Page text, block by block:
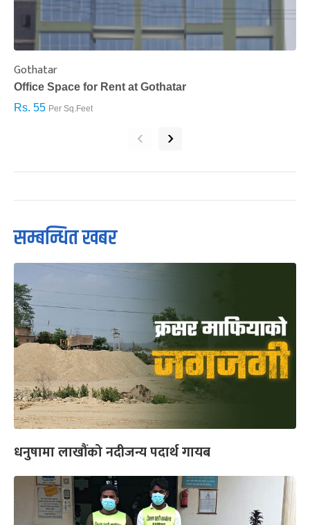
Gothatar
Office Space for Rent at Gothatar
Rs. 55 Per Sq.Feet
‹ ›
सम्बन्धित खबर
धनुषामा लाखौंको नदीजन्य पदार्थ गायब